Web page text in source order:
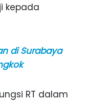
kepada
di Surabaya
RT dalam